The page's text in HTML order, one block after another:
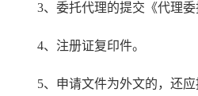
3、委托代理的提交《代理委
4、注册证复印件。
5、申请文件为外文的，还